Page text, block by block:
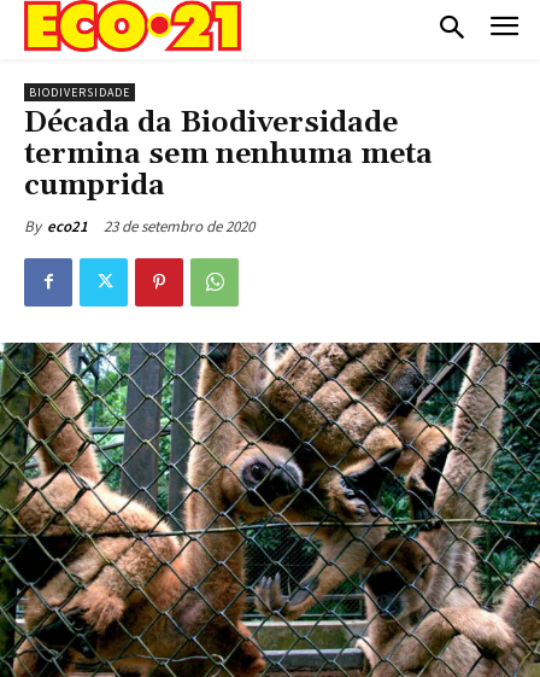
BIODIVERSIDADE
Década da Biodiversidade
termina sem nenhuma meta
cumprida
By eco21 23 de setembro de 2020